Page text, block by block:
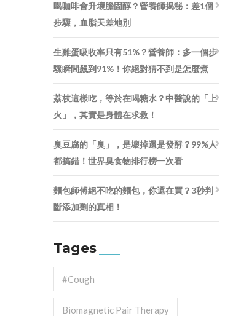
喝咖啡會升壞膽固醇？營養師揭秘：差1個
步驟，血脂天差地別
生雞蛋吸收率只有51%？營養師：多一個步
驟瞬間飆到91%！你絕對猜不到是怎麼煮
荔枝這樣吃，等於在喝糖水？中醫說的「上
火」，其實是身體在求救！
臭豆腐的「臭」，是壞掉還是發酵？99%人
都搞錯！世界臭食物排行榜一次看
麵包師傅絕不吃的麵包，你還在買？3秒判
斷添加劑的真相！
Tages
#cough
Biomagnetic Pair Therapy